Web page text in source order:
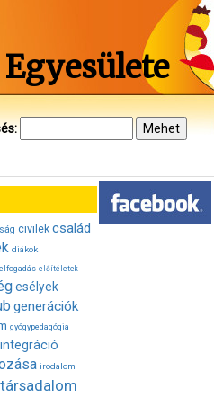
civilek család
diákok
elfogadás előítéletek
esélyek
generációk
gyógypedagógia
integráció
irodalom